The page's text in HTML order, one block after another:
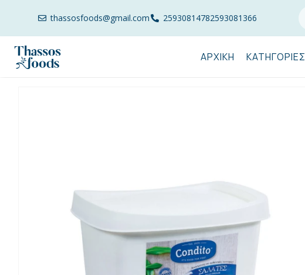
thassosfoods@gmail.com 25930814782593081366
ΑΡΧΙΚΉ ΚΑΤΗΓΟΡΊΕΣ